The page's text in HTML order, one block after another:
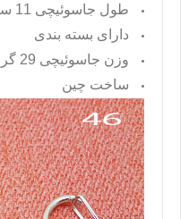
طول جاسوئیچی 11 سانتیمتر
دارای بسته بندی
وزن جاسوئیچی 29 گرم
ساخت چین